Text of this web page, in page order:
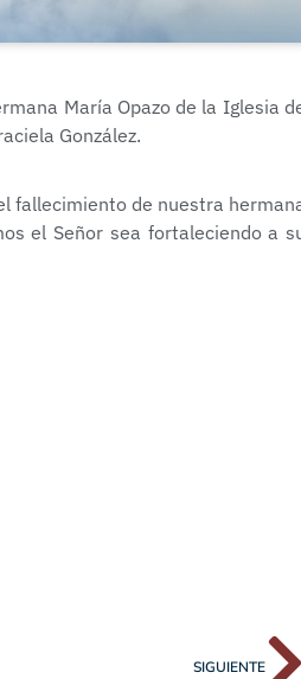
María Opazo de la Iglesia
González.
fallecimiento de nuestra
el Señor sea fortaleciendo a
SIGUIENTE